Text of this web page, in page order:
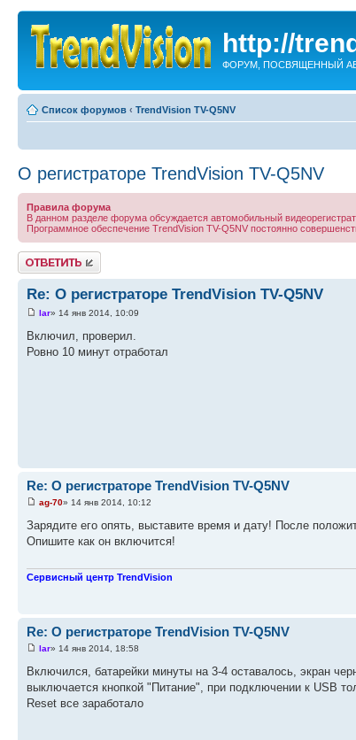
http://
ФОРУМ, ПОСВЯЩЕННЫЙ
Список форумов ‹ TrendVision TV-Q5NV
О регистраторе TrendVision TV-Q5NV
Правила форума
В данном разделе форума обсуждается автомобильный
Программное обеспечение TrendVision TV-Q5NV постоянно
Ответить
Re: О регистраторе TrendVision TV-Q5NV
lar» 14 янв 2014, 10:09
Включил, проверил.
Ровно 10 минут отработал
Re: О регистраторе TrendVision TV-Q5NV
ag-70» 14 янв 2014, 10:12
Зарядите его опять, выставите время и дату! После
Опишите как он включится!
Сервисный центр TrendVision
Re: О регистраторе TrendVision TV-Q5NV
lar» 14 янв 2014, 18:58
Включился, батарейки минуты на 3-4 оставалось, экран
выключается кнопкой "Питание", при подключении к USB
Reset все заработало